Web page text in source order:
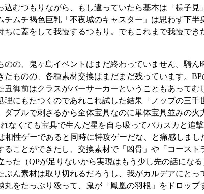
むつもりながら、もし違っていたら基本は「様子
ムチ褐色巨乳「不夜城のキャスター」は思わず下
ちに蓋をして我慢するつもり。でもこれまで我慢で
の、鬼ヶ島イベントはまだ終わっていません。騎
ものの、各種素材交換はまだまだ残っています。
丑御前はクラスがバーサーカーということもあって
にもたつくのであれこれ試した結果「ノッブの三
ブルで刺さるから全体宝具なのに単体宝具並みの
なくても宝具で生んだ星を自ら吸ってバカスカと追
性ゲーであると同時に特攻ゲーだな、と痛感しま
ことができたし、交換素材で「凶骨」や「コース
った（QPが足りないから実現はもう少し先の話にな
ん素材は取り切れるだろうし、我がカルデアにと
をたっぷり殴って、鬼が「鳳凰の羽根」をドロッ